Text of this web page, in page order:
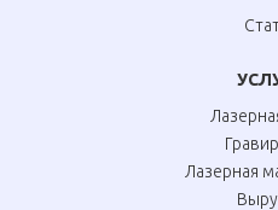
Лазерная